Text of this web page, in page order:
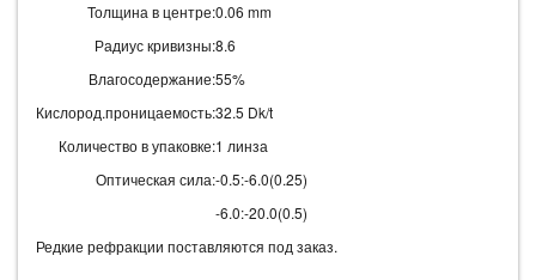
Толщина в центре:0.06 mm
Радиус кривизны:8.6
Влагосодержание:
Кислород.проницаемость:
55%
32.5 Dk/t
Количество в упаковке:1 линза
Оптическая сила:-0.5:-6.0(0.25)
-6.0:-20.0(0.5)
Редкие рефракции поставляются под заказ.